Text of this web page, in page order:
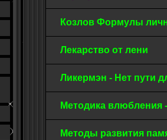
Козлов Формулы
Лекарство от лени
Ликермэн - Нет пути
Методика влюбления
Методы развития